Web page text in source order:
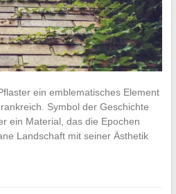
ein emblematisches Element
Symbol der Geschichte
ein Material, das die Epochen
Landschaft mit seiner Ästhetik